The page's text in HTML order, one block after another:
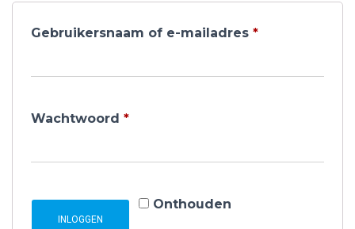
Gebruikersnaam of e-mailadres *
Wachtwoord *
Onthouden
INLOGGEN